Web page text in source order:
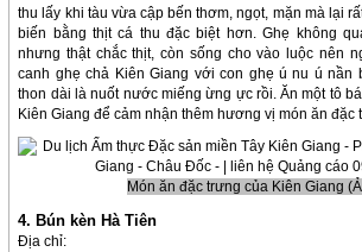
thu lấy khi tàu vừa cập bến thơm, ngọt, mặn mà lại
biến bằng thịt cá thu đặc biệt hơn. Ghẹ không
nhưng thật chắc thịt, còn sống cho vào luộc nên
canh ghẹ chả Kiên Giang với con ghẹ ú nu ú nần
thon dài là nuốt nước miếng ừng ực rồi. Ăn một tô
Kiên Giang để cảm nhận thêm hương vị món ăn đặc
Món ăn đặc trưng của Kiên Giang
4. Bún kèn Hà Tiên
Địa chỉ: